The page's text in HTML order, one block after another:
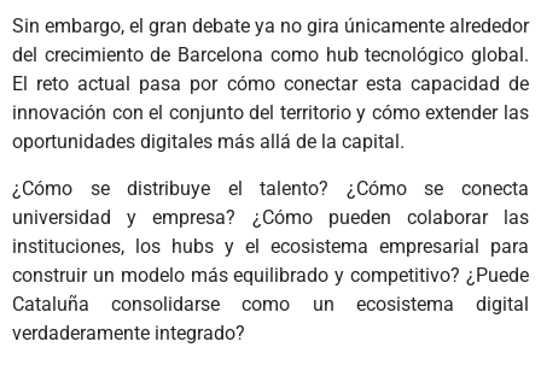
Sin embargo, el gran debate ya no gira únicamente alrededor
del crecimiento de Barcelona como hub tecnológico global.
El reto actual pasa por cómo conectar esta capacidad de
innovación con el conjunto del territorio y cómo extender las
oportunidades digitales más allá de la capital.
¿Cómo se distribuye el talento? ¿Cómo se conecta
universidad y empresa? ¿Cómo pueden colaborar las
instituciones, los hubs y el ecosistema empresarial para
construir un modelo más equilibrado y competitivo? ¿Puede
Cataluña consolidarse como un ecosistema digital
verdaderamente integrado?